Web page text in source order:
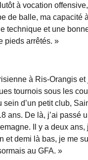
à vocation
de balle, ma capacité
technique et une
pieds arrêtés. »
à Ris-Orangis et
tournois sous les
sein d’un petit club,
ans. De là, j’ai passé
Il y a deux
et demi là bas, je me
au GFA. »